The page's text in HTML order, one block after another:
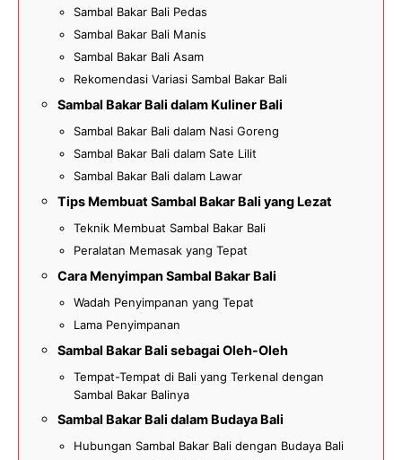
Sambal Bakar Bali Pedas
Sambal Bakar Bali Manis
Sambal Bakar Bali Asam
Rekomendasi Variasi Sambal Bakar Bali
Sambal Bakar Bali dalam Kuliner Bali
Sambal Bakar Bali dalam Nasi Goreng
Sambal Bakar Bali dalam Sate Lilit
Sambal Bakar Bali dalam Lawar
Tips Membuat Sambal Bakar Bali yang Lezat
Teknik Membuat Sambal Bakar Bali
Peralatan Memasak yang Tepat
Cara Menyimpan Sambal Bakar Bali
Wadah Penyimpanan yang Tepat
Lama Penyimpanan
Sambal Bakar Bali sebagai Oleh-Oleh
Tempat-Tempat di Bali yang Terkenal dengan
Sambal Bakar Balinya
Sambal Bakar Bali dalam Budaya Bali
Hubungan Sambal Bakar Bali dengan Budaya Bali